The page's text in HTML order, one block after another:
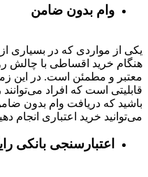
وام بدون ضامن
یکی از مواردی که در بسیاری
هنگام خرید اقساطی با چالش
معتبر و مطمئن است. در این
قابلیتی است که افراد
باشید که دریافت وام بدون
می‌توانید خرید اعتباری انجام
اعتبارسنجی بانکی